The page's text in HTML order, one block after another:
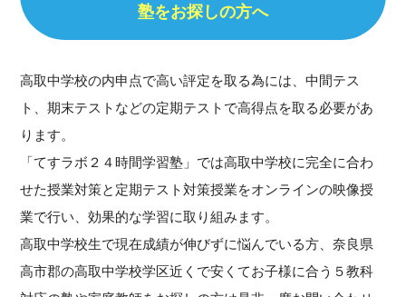
塾をお探しの方へ
高取中学校の内申点で高い評定を取る為には、中間テス
ト、期末テストなどの定期テストで高得点を取る必要があ
ります。
「てすラボ２４時間学習塾」では高取中学校に完全に合わ
せた授業対策と定期テスト対策授業をオンラインの映像授
業で行い、効果的な学習に取り組みます。
高取中学校生で現在成績が伸びずに悩んでいる方、奈良県
高市郡の高取中学校学区近くで安くてお子様に合う５教科